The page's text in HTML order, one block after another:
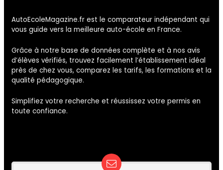
AutoEcoleMagazine.fr est le comparateur indépendant qui
vous guide vers la meilleure auto-école en France.
Grâce à notre base de données complète et à nos avis
d’élèves vérifiés, trouvez facilement l’établissement idéal
près de chez vous, comparez les tarifs, les formations et la
qualité pédagogique.
Simplifiez votre recherche et réussissez votre permis en
toute confiance.